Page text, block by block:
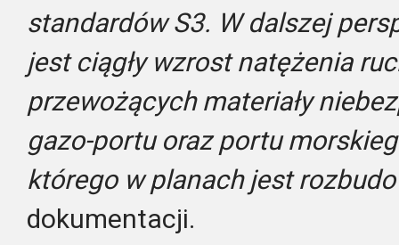
standardów S3. W dalszej
jest ciągły wzrost natężenia
przewożących materiały
gazo-portu oraz portu
którego w planach jest
dokumentacji.